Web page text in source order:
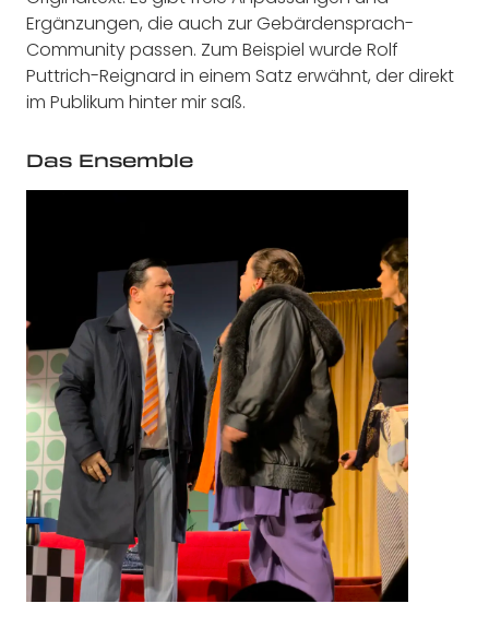
Ergänzungen, die auch zur Gebärdensprach-
Community passen. Zum Beispiel wurde Rolf
Puttrich-Reignard in einem Satz erwähnt, der direkt
im Publikum hinter mir saß.
Das Ensemble